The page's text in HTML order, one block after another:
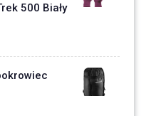
500 Biały